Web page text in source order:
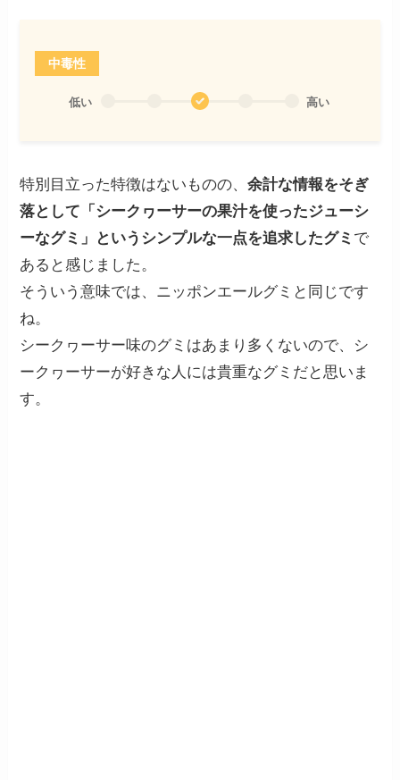
中毒性
低い 高い
特別目立った特徴はないものの、余計な情報をそぎ
落として「シークヮーサーの果汁を使ったジューシ
ーなグミ」というシンプルな一点を追求したグミ で
あると感じました。
そういう意味では、ニッポンエールグミと同じです
ね。
シークヮーサー味のグミはあまり多くないので、シ
ークヮーサーが好きな人には貴重なグミだと思いま
す。